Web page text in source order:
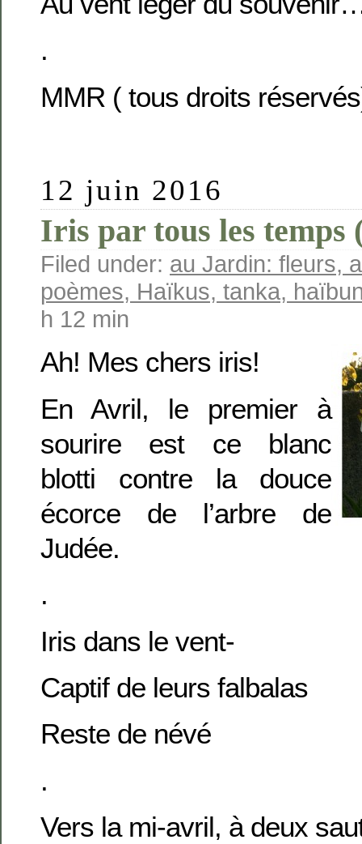
.
MMR ( tous droits
12 juin 2016
Iris par tous les temps
Filed under: au Jardin: fleurs,
poèmes, Haïkus, tanka,
h 12 min
Ah! Mes chers iris!
En Avril, le premier à
sourire est ce blanc
blotti contre la douce
écorce de l’arbre de
Judée.
.
Iris dans le vent-
Captif de leurs falbalas
Reste de névé
.
Vers la mi-avril, à deux